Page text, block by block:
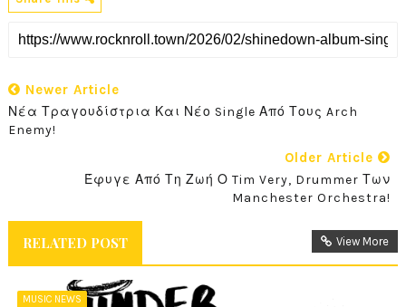
Newer Article
Νέα Τραγουδίστρια Και Νέο Single Από Τους Arch
Enemy!
Older Article
Έφυγε Από Τη Ζωή Ο Tim Very, Drummer Των
Manchester Orchestra!
RELATED POST View More
MUSIC NEWS